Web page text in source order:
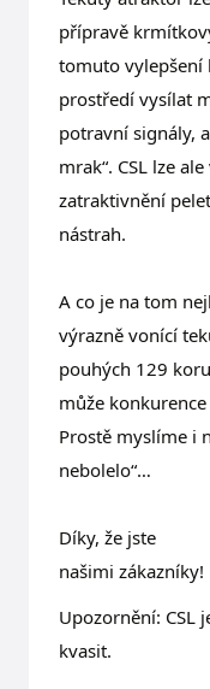
přípravě
tomuto vylepšení
prostředí vysílat
potravní signály,
mrak“. CSL lze
zatraktivnění
nástrah.
A co je na tom
výrazně vonící
pouhých 129
může konkurence
Prostě myslíme i
nebolelo“…
Díky, že jste
našimi zákazníky!
Upozornění: CSL
kvasit.